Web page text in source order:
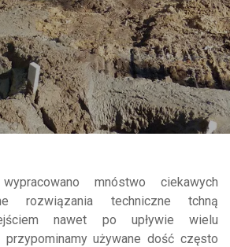
mnóstwo ciekawych
rozwiązania techniczne tchną
nawet po upływie wielu
używane dość często